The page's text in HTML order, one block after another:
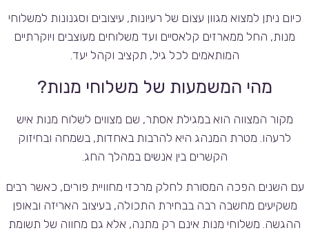
כיום ניתן למצוא מגוון עצום של רעיונות, עיצובים וסגנונות למשלוחי
מנות, החל ממארזים קלאסיים ועד משלוחים מעוצבים ויוקרתיים
המותאמים לכל גיל, תקציב וקהל יעד.
מהי המשמעות של משלוחי מנות?
מקור המצווה הוא במגילת אסתר, שם מצווים לשלוח מנות איש
לרעהו. מטרת המנהג היא להרבות באחדות, בשמחה ובחיזוק
הקשרים בין אנשים במהלך החג.
עם השנים הפכה המסורת לחלק מרכזי מחוויית פורים, כאשר רבים
משקיעים מחשבה רבה בבחירת התכולה, בעיצוב האריזה ובאופן
ההגשה. משלוחי מנות אינם רק מתנה, אלא גם מחווה של תשומת